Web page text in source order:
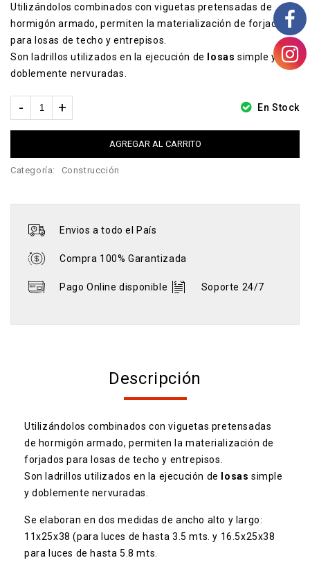
Utilizándolos combinados con viguetas pretensadas de
hormigón armado, permiten la materialización de forjados
para losas de techo y entrepisos.
Son ladrillos utilizados en la ejecución de
losas simple y
doblemente nervuradas.
En Stock
AGREGAR AL CARRITO
Categoría: Construcción
Envios a todo el País
Compra 100% Garantizada
Pago Online disponible Soporte 24/7
Descripción
Utilizándolos combinados con viguetas pretensadas
de hormigón armado, permiten la materialización de
forjados para losas de techo y entrepisos.
Son ladrillos utilizados en la ejecución de
losas simple
y doblemente nervuradas.
Se elaboran en dos medidas de ancho alto y largo:
11x25x38 (para luces de hasta 3.5 mts. y 16.5x25x38
para luces de hasta 5.8 mts.